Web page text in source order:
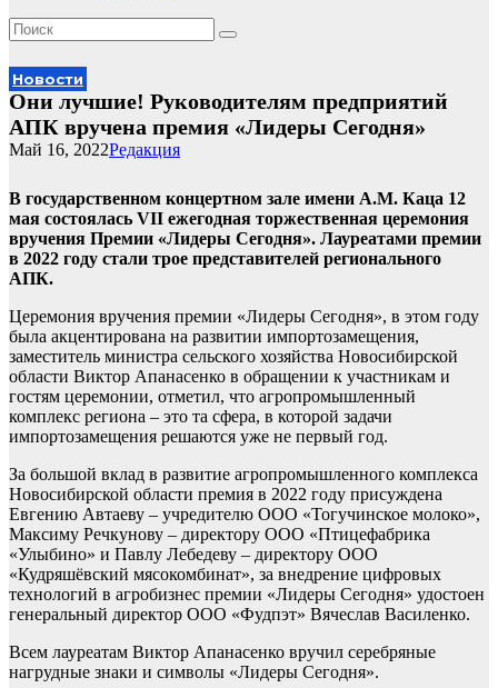
Новости
Они лучшие! Руководителям предприятий
АПК вручена премия «Лидеры Сегодня»
Редакция
Май 16, 2022
В государственном концертном зале имени А.М. Каца 12
мая состоялась VII ежегодная торжественная церемония
вручения Премии «Лидеры Сегодня». Лауреатами премии
в 2022 году стали трое представителей регионального
АПК.
Церемония вручения премии «Лидеры Сегодня», в этом году
была акцентирована на развитии импортозамещения,
заместитель министра сельского хозяйства Новосибирской
области Виктор Апанасенко в обращении к участникам и
гостям церемонии, отметил, что агропромышленный
комплекс региона – это та сфера, в которой задачи
импортозамещения решаются уже не первый год.
За большой вклад в развитие агропромышленного комплекса
Новосибирской области премия в 2022 году присуждена
Евгению Автаеву – учредителю ООО «Тогучинское молоко»,
Максиму Речкунову – директору ООО «Птицефабрика
«Улыбино» и Павлу Лебедеву – директору ООО
«Кудряшёвский мясокомбинат», за внедрение цифровых
технологий в агробизнес премии «Лидеры Сегодня» удостоен
генеральный директор ООО «Фудпэт» Вячеслав Василенко.
Всем лауреатам Виктор Апанасенко вручил серебряные
нагрудные знаки и символы «Лидеры Сегодня».